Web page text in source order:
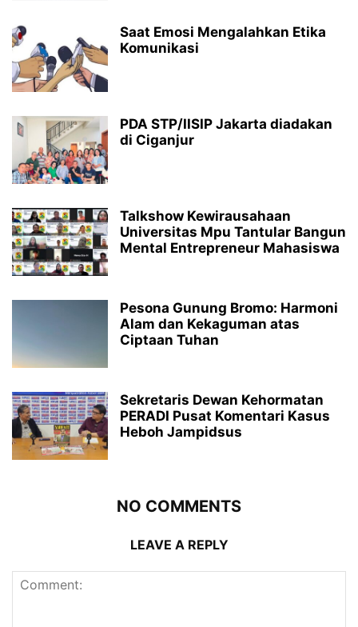
Saat Emosi Mengalahkan Etika
Komunikasi
PDA STP/IISIP Jakarta diadakan
di Ciganjur
Talkshow Kewirausahaan
Universitas Mpu Tantular Bangun
Mental Entrepreneur Mahasiswa
Pesona Gunung Bromo: Harmoni
Alam dan Kekaguman atas
Ciptaan Tuhan
Sekretaris Dewan Kehormatan
PERADI Pusat Komentari Kasus
Heboh Jampidsus
NO COMMENTS
LEAVE A REPLY